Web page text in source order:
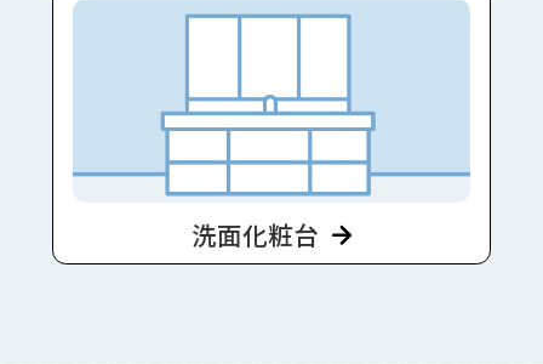
洗面化粧台